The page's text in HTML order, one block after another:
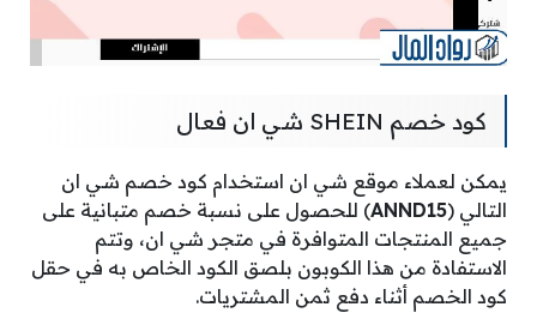
كود خصم SHEIN شي ان فعال
يمكن لعملاء موقع شي ان استخدام كود خصم شي ان
التالي (ANND15) للحصول على نسبة خصم متبانية على
جميع المنتجات المتوافرة في متجر شي ان، وتتم
الاستفادة من هذا الكوبون بلصق الكود الخاص به في حقل
كود الخصم أثناء دفع ثمن المشتريات.